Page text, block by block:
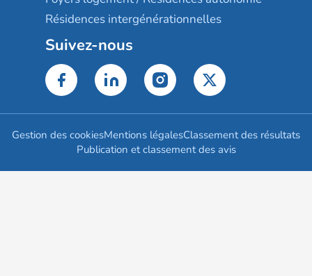
Résidences intergénérationnelles
Suivez-nous
Gestion des cookiesMentions légalesClassement des résultats
Publication et classement des avis